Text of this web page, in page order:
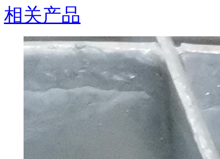
相关产品